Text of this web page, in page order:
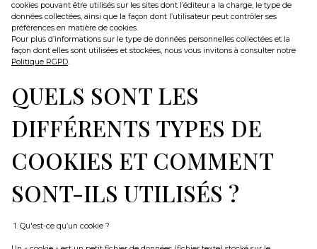
Nos
biens
Ventes
Ventes
Pro
Locations
Locations
Nos
services
Transaction
Gestion
Syndic
Extranet
Syndic
Extranet
Gestion
de
cookies pouvant être utilisés sur les sites dont l’éditeur a la charge, le type de
données collectées, ainsi que la façon dont l’utilisateur peut contrôler ses
préférences en matière de cookies.
Pour plus d’informations sur le type de données personnelles collectées et la
façon dont elles sont utilisées et stockées, nous vous invitons à consulter notre
Politique RGPD.
QUELS SONT LES
DIFFÉRENTS TYPES DE
COOKIES ET COMMENT
SONT-ILS UTILISÉS ?
1. Qu'est-ce qu’un cookie ?